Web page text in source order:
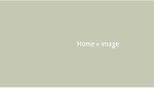
Home » image